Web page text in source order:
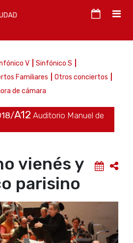
V
Sinfónico S
Familiares
Otros conciertos
de cámara
A12 Auditorio Manuel de
vienés y
parisino